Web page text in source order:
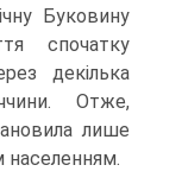
Буковину
спочатку
декілька
Отже,
лише
населенням.